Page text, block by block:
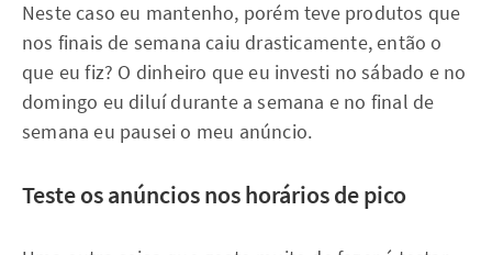
Neste caso eu mantenho, porém teve produtos que
nos finais de semana caiu drasticamente, então o
que eu fiz? O dinheiro que eu investi no sábado e no
domingo eu diluí durante a semana e no final de
semana eu pausei o meu anúncio.
Teste os anúncios nos horários de pico